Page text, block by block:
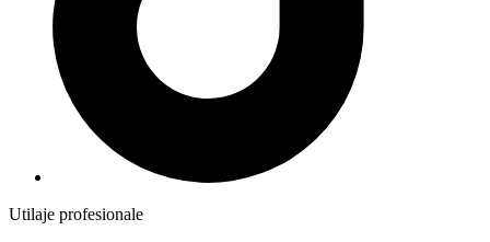
Utilaje profesionale